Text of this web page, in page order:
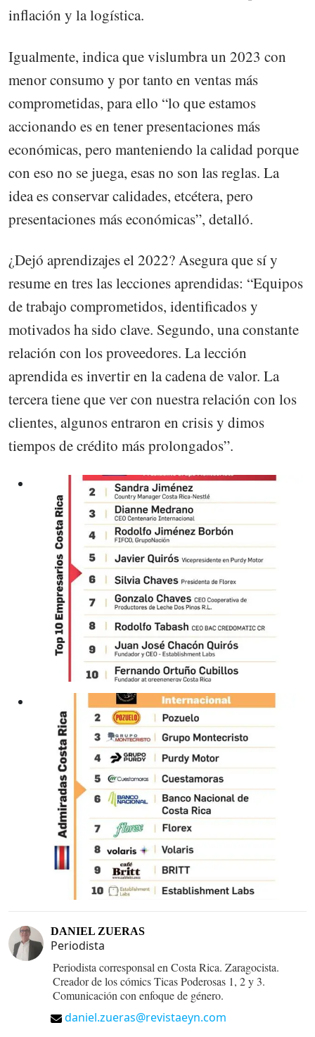
inflación y la logística.
Igualmente, indica que vislumbra un 2023 con
menor consumo y por tanto en ventas más
comprometidas, para ello “lo que estamos
accionando es en tener presentaciones más
económicas, pero manteniendo la calidad porque
con eso no se juega, esas no son las reglas. La
idea es conservar calidades, etcétera, pero
presentaciones más económicas”, detalló.
¿Dejó aprendizajes el 2022? Asegura que sí y
resume en tres las lecciones aprendidas: “Equipos
de trabajo comprometidos, identificados y
motivados ha sido clave. Segundo, una constante
relación con los proveedores. La lección
aprendida es invertir en la cadena de valor. La
tercera tiene que ver con nuestra relación con los
clientes, algunos entraron en crisis y dimos
tiempos de crédito más prolongados”.
DANIEL ZUERAS
Periodista
Periodista corresponsal en Costa Rica. Zaragocista.
Creador de los cómics Ticas Poderosas 1, 2 y 3.
Comunicación con enfoque de género.
daniel.zueras@revistaeyn.com